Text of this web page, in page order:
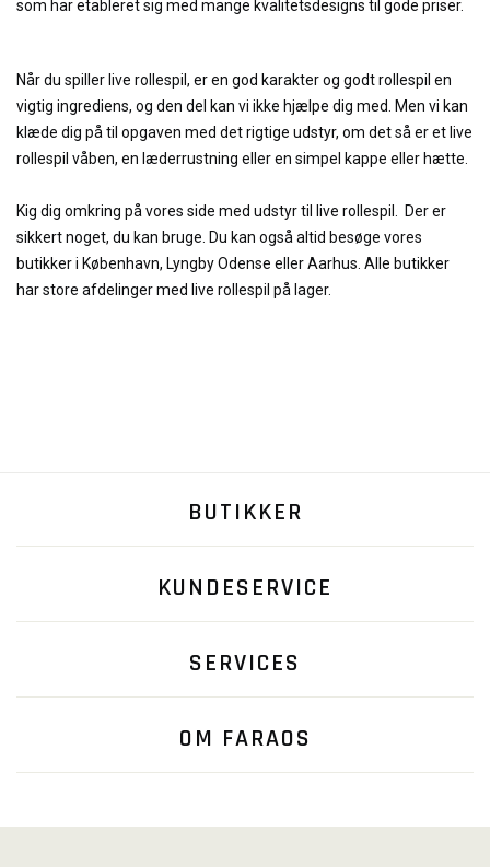
som har etableret sig med mange kvalitetsdesigns til gode priser.
Når du spiller live rollespil, er en god karakter og godt rollespil en
vigtig ingrediens, og den del kan vi ikke hjælpe dig med. Men vi kan
klæde dig på til opgaven med det rigtige udstyr, om det så er et live
rollespil våben, en læderrustning eller en simpel kappe eller hætte.
Kig dig omkring på vores side med udstyr til live rollespil. Der er
sikkert noget, du kan bruge. Du kan også altid besøge vores
butikker i København, Lyngby Odense eller Aarhus. Alle butikker
har store afdelinger med live rollespil på lager.
BUTIKKER
KUNDESERVICE
SERVICES
OM FARAOS